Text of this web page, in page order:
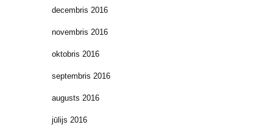
decembris 2016
novembris 2016
oktobris 2016
septembris 2016
augusts 2016
jūlijs 2016